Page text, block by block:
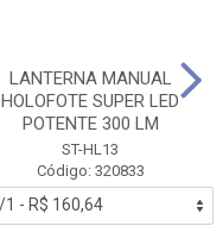
LANTERNA MANUAL
HOLOFOTE SUPER LED
POTENTE 300 LM
ST-HL13
Código: 320833